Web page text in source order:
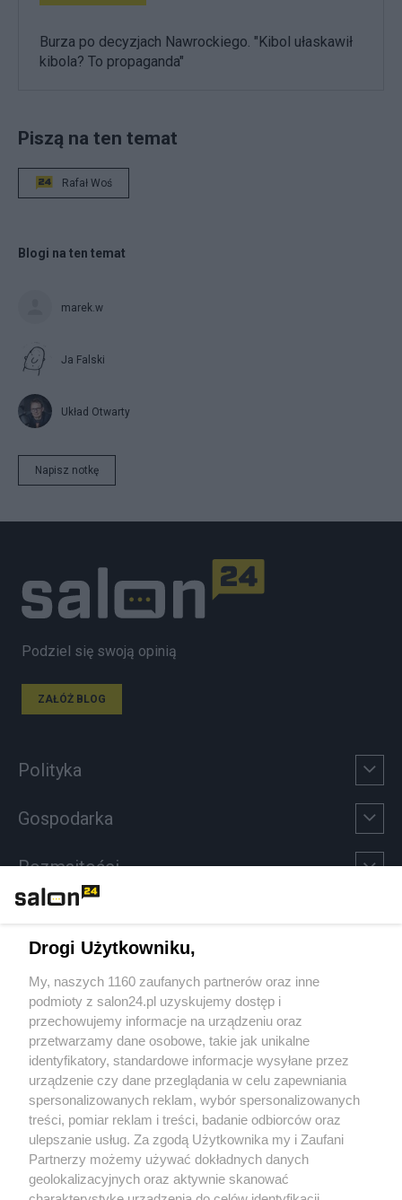
Burza po decyzjach Nawrockiego. "Kibol ułaskawił
kibola? To propaganda"
Piszą na ten temat
Rafał Woś
Blogi na ten temat
marek.w
Ja Falski
Układ Otwarty
Napisz notkę
Podziel się swoją opinią
ZAŁÓŻ BLOG
Polityka
Gospodarka
Rozmaitości
Sport
Społeczeństwo
Kultura
X Facebook Instagram Youtube
Drogi Użytkowniku,
My, naszych 1160 zaufanych partnerów oraz inne
podmioty z salon24.pl uzyskujemy dostęp i
przechowujemy informacje na urządzeniu oraz
przetwarzamy dane osobowe, takie jak unikalne
identyfikatory, standardowe informacje wysyłane przez
urządzenie czy dane przeglądania w celu zapewniania
spersonalizowanych reklam, wybór spersonalizowanych
treści, pomiar reklam i treści, badanie odbiorców oraz
ulepszanie usług. Za zgodą Użytkownika my i Zaufani
Partnerzy możemy używać dokładnych danych
geolokalizacyjnych oraz aktywnie skanować